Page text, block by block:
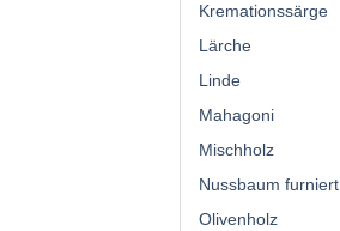
Kremationssärge
Lärche
Linde
Mahagoni
Mischholz
Nussbaum furniert
Olivenholz